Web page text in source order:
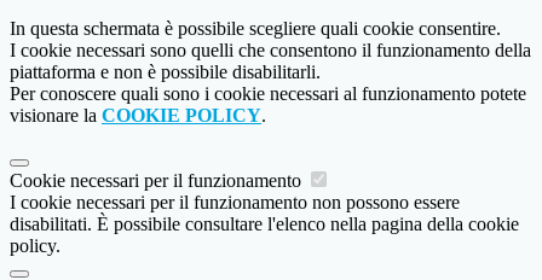
In questa schermata è possibile scegliere quali cookie consentire.
I cookie necessari sono quelli che consentono il funzionamento della
piattaforma e non è possibile disabilitarli.
Per conoscere quali sono i cookie necessari al funzionamento potete
visionare la COOKIE POLICY.
Cookie necessari per il funzionamento
I cookie necessari per il funzionamento non possono essere
disabilitati. È possibile consultare l'elenco nella pagina della cookie
policy.